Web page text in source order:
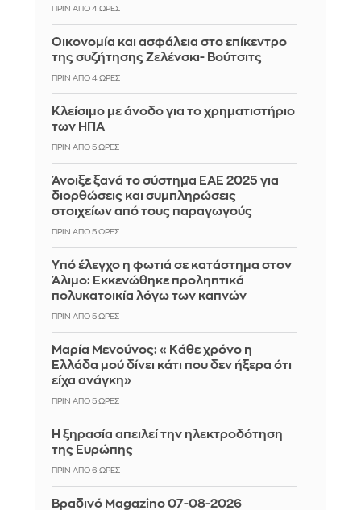
ΠΡΙΝ ΑΠΌ 4 ΏΡΕΣ
Οικονομία και ασφάλεια στο επίκεντρο
της συζήτησης Ζελένσκι- Βούτσιτς
ΠΡΙΝ ΑΠΌ 4 ΏΡΕΣ
Κλείσιμο με άνοδο για το χρηματιστήριο
των ΗΠΑ
ΠΡΙΝ ΑΠΌ 5 ΏΡΕΣ
Άνοιξε ξανά το σύστημα ΕΑΕ 2025 για
διορθώσεις και συμπληρώσεις
στοιχείων από τους παραγωγούς
ΠΡΙΝ ΑΠΌ 5 ΏΡΕΣ
Yπό έλεγχο η φωτιά σε κατάστημα στον
Άλιμο: Εκκενώθηκε προληπτικά
πολυκατοικία λόγω των καπνών
ΠΡΙΝ ΑΠΌ 5 ΏΡΕΣ
Μαρία Μενούνος: «Κάθε χρόνο η
Ελλάδα μού δίνει κάτι που δεν ήξερα ότι
είχα ανάγκη»
ΠΡΙΝ ΑΠΌ 5 ΏΡΕΣ
Η ξηρασία απειλεί την ηλεκτροδότηση
της Ευρώπης
ΠΡΙΝ ΑΠΌ 6 ΏΡΕΣ
Βραδινό Magazino 07-08-2026